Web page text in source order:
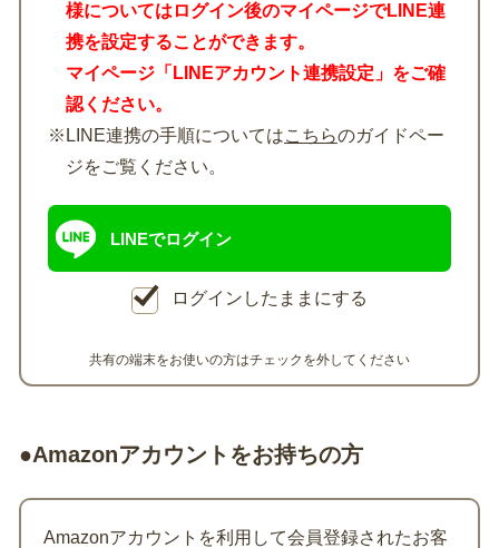
様についてはログイン後のマイページでLINE連
携を設定することができます。
マイページ「LINEアカウント連携設定」をご確
認ください。
※LINE連携の手順についてはこちらのガイドペー
ジをご覧ください。
LINEでログイン
ログインしたままにする
共有の端末をお使いの方はチェックを外してください
●Amazonアカウントをお持ちの方
Amazonアカウントを利用して会員登録されたお客